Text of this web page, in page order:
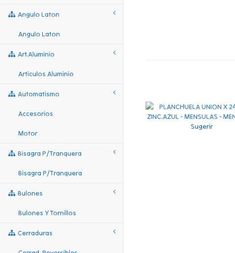
Angulo Laton
Angulo Laton
Art.aluminio
Articulos Aluminio
Automatismo
Accesorios
Motor
Bisagra P/tranquera
Bisagra P/tranquera
Bulones
Bulones Y Tornillos
Cerraduras
Sugerir